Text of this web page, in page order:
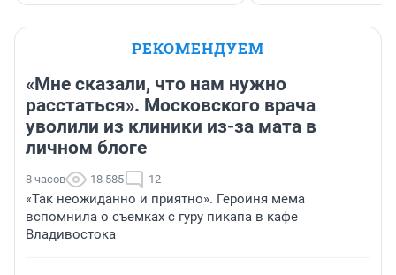
РЕКОМЕНДУЕМ
«Мне сказали, что нам нужно
расстаться». Московского врача
уволили из клиники из-за мата в
личном блоге
8 часов 18 585 12
«Так неожиданно и приятно». Героиня мема
вспомнила о съемках с гуру пикапа в кафе
Владивостока